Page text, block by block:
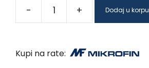
- + Dodaj u korpu
Kupi na rate: